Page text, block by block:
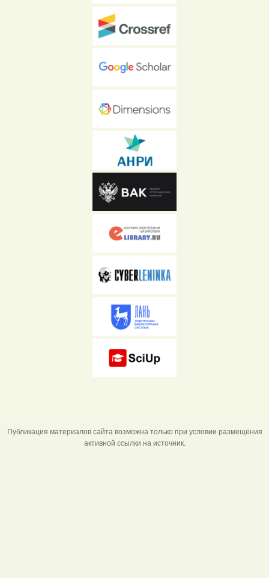
Публикация материалов сайта возможна только при условии размещения
активной ссылки на источник.